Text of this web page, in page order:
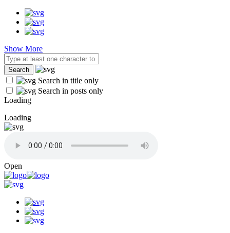
Show More
Search in title only
Search in posts only
Loading
Loading
Open